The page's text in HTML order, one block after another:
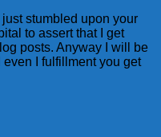
stumbled upon your
to assert that I get
posts. Anyway I will be
I fulfillment you get